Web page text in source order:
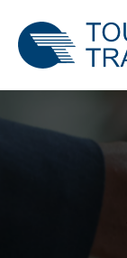
content